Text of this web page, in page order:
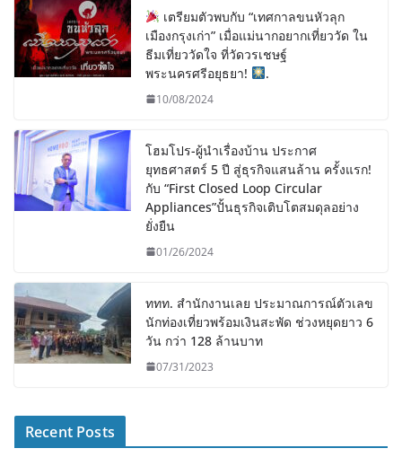
เตรียมตัวพบกับ “เทศกาลขนหัวลุก
เมืองกรุงเก่า” เมื่อแม่นากอยากเที่ยววัด ใน
ธีมเที่ยววัดใจ ที่วัดวรเชษฐ์
พระนครศรีอยุธยา!
.
10/08/2024
โฮมโปร-ผู้นำเรื่องบ้าน ประกาศ
ยุทธศาสตร์ 5 ปี สู่ธุรกิจแสนล้าน ครั้งแรก!
กับ “First Closed Loop Circular
Appliances”ปั้นธุรกิจเติบโตสมดุลอย่าง
ยั่งยืน
01/26/2024
ททท. สำนักงานเลย ประมาณการณ์ตัวเลข
นักท่องเที่ยวพร้อมเงินสะพัด ช่วงหยุดยาว 6
วัน กว่า 128 ล้านบาท
07/31/2023
Recent Posts